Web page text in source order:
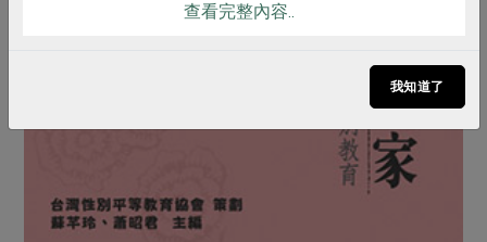
查看完整內容..
我知道了